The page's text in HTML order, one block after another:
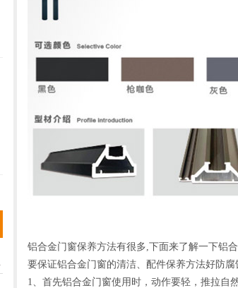
铝合金门窗保养方法有很多,下面来了解一下铝
要保证铝合金门窗的清洁、配件保养方法好防腐
1、首先铝合金门窗使用时，动作要轻，推拉自